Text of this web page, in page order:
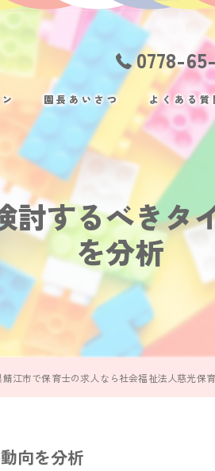
0778-
園長あいさつ よくある質
討するべきタ
を分析
鯖江市で保育士の求人なら社会福祉法人慈光保
向を分析